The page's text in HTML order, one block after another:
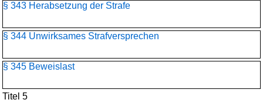
§ 343 Herabsetzung der Strafe
§ 344 Unwirksames Strafversprechen
§ 345 Beweislast
Titel 5